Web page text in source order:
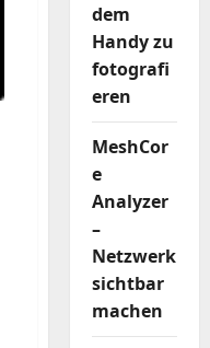
dem
Handy zu
fotografi
eren
MeshCor
e
Analyzer
–
Netzwerk
sichtbar
machen